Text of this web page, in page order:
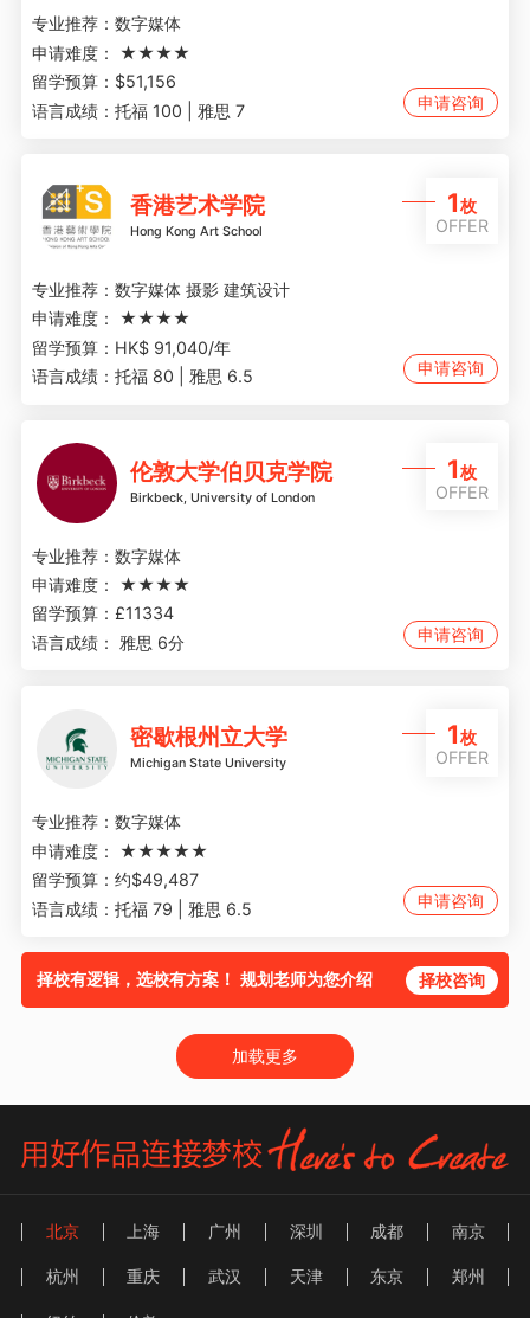
专业推荐： 数字媒体
申请难度：
★★★★
留学预算： $51,156
语言成绩： 托福 100 | 雅思 7 申请咨询
香港艺术学院
Hong Kong Art School
1枚
OFFER
专业推荐： 数字媒体 摄影 建筑设计
申请难度：
★★★★
留学预算： HK$ 91,040/年
语言成绩： 托福 80 | 雅思 6.5 申请咨询
伦敦大学伯贝克学院
Birkbeck, University of London
1枚
OFFER
专业推荐： 数字媒体
申请难度：
★★★★
留学预算： £11334
语言成绩：
雅思 6分 申请咨询
密歇根州立大学
Michigan State University
1枚
OFFER
专业推荐： 数字媒体
申请难度：
★★★★★
留学预算： 约$49,487
语言成绩： 托福 79 | 雅思 6.5 申请咨询
择校有逻辑，选校有方案！ 规划老师为您介绍 择校咨询
加载更多
北京 上海 广州 深圳 成都 南京
杭州 重庆 武汉 天津 东京 郑州